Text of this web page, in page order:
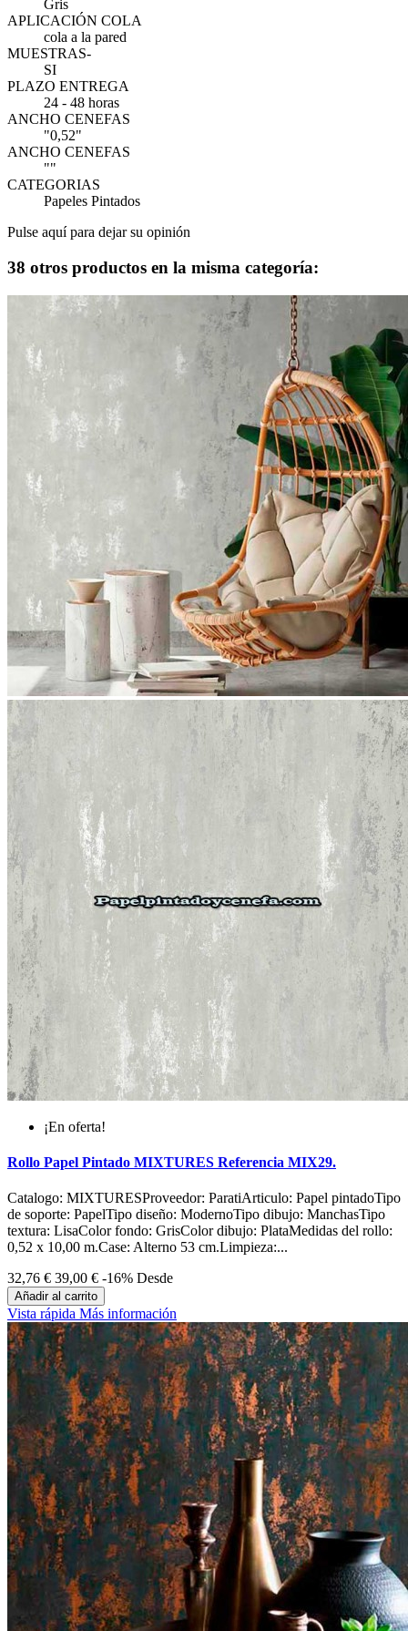
Gris
APLICACIÓN COLA
cola a la pared
MUESTRAS-
SI
PLAZO ENTREGA
24 - 48 horas
ANCHO CENEFAS
"0,52"
ANCHO CENEFAS
""
CATEGORIAS
Papeles Pintados
Pulse aquí para dejar su opinión
38 otros productos en la misma categoría:
¡En oferta!
Rollo Papel Pintado MIXTURES Referencia MIX29.
Catalogo: MIXTURESProveedor: ParatiArticulo: Papel pintadoTipo
de soporte: PapelTipo diseño: ModernoTipo dibujo: ManchasTipo
textura: LisaColor fondo: GrisColor dibujo: PlataMedidas del rollo:
0,52 x 10,00 m.Case: Alterno 53 cm.Limpieza:...
32,76 € 39,00 € -16% Desde
Añadir al carrito
Vista rápida Más información